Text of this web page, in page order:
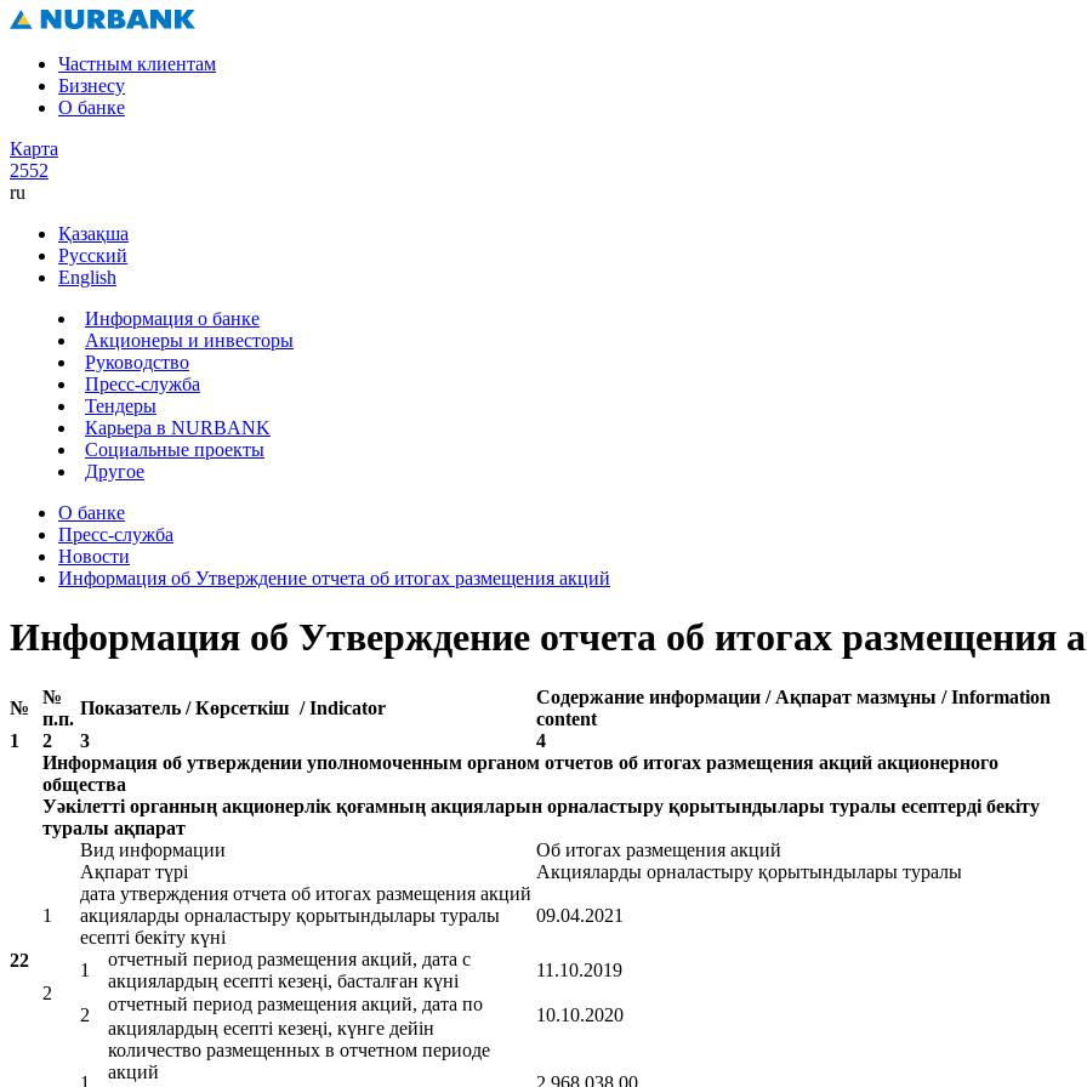
Частным клиентам
Бизнесу
О банке
Карта
2552
ru
Қазақша
Русский
English
Информация о банке
Акционеры и инвесторы
Руководство
Пресс-служба
Тендеры
Карьера в NURBANK
Социальные проекты
Другое
О банке
Пресс-служба
Новости
Информация об Утверждение отчета об итогах размещения акций
Информация об Утверждение отчета об итогах размещения
№
№
п.п.
Показатель / Көрсеткіш / Indicator
Содержание информации / Ақпарат мазмұны / Information
content
1
2 3 4
22
Информация об утверждении уполномоченным органом отчетов об итогах размещения акций акционерного
общества
Уәкілетті органның акционерлік қоғамның акцияларын орналастыру қорытындылары туралы есептерді бекіту
туралы ақпарат
Вид информации
Об итогах размещения акций
Ақпарат түрі
Акцияларды орналастыру қорытындылары туралы
1
дата утверждения отчета об итогах размещения акций
09.04.2021
акцияларды орналастыру қорытындылары туралы
есепті бекіту күні
2
1
отчетный период размещения акций, дата с
11.10.2019
акциялардың есепті кезеңі, басталған күні
2
отчетный период размещения акций, дата по
10.10.2020
акциялардың есепті кезеңі, күнге дейін
1
количество размещенных в отчетном периоде
акций
2 968 038,00